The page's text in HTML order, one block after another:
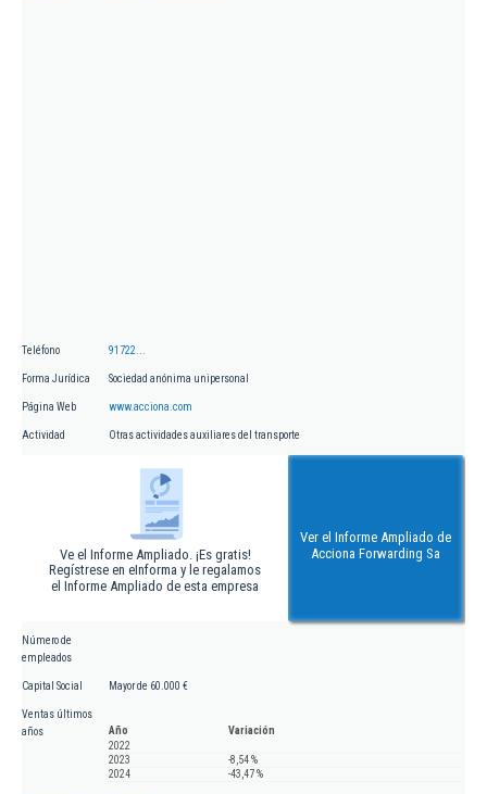
Teléfono 91722...
Forma Jurídica Sociedad anónima unipersonal
Página Web www.acciona.com
Actividad Otras actividades auxiliares del transporte
Ve el Informe Ampliado. ¡Es gratis!
Regístrese en eInforma y le regalamos
el Informe Ampliado de esta empresa
Ver el Informe Ampliado de
Acciona Forwarding Sa
Número de
empleados
Capital Social Mayor de 60.000 €
Ventas últimos
años
Año
Variación
2022
2023
-8,54 %
2024
-43,47 %